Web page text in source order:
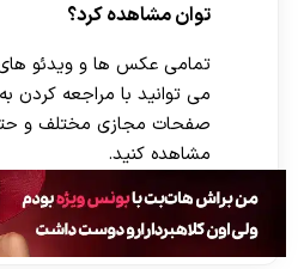
توان مشاهده کرد؟
تمامی عکس ها و ویدئو های
می توانید با مراجعه
صفحات مجازی مختلف و حتی
مشاهده کنید.
[ratemypost]